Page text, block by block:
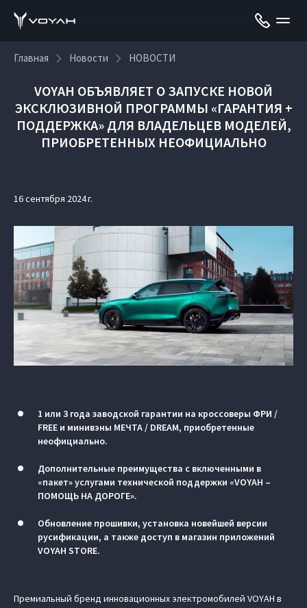
Главная Новости НОВОСТИ
VOYAH ОБЪЯВЛЯЕТ О ЗАПУСКЕ НОВОЙ
ЭКСКЛЮЗИВНОЙ ПРОГРАММЫ «ГАРАНТИЯ +
ПОДДЕРЖКА» ДЛЯ ВЛАДЕЛЬЦЕВ МОДЕЛЕЙ,
ПРИОБРЕТЕННЫХ НЕОФИЦИАЛЬНО
16 сентября 2024 г.
1 или 3 года заводской гарантии на кроссоверы ФРИ /
FREE и минивэны МЕЧТА / DREAM, приобретенные
неофициально.
Дополнительные преимущества с включенными в
«пакет» услугами технической поддержки «VOYAH –
ПОМОЩЬ НА ДОРОГЕ».
Обновление прошивки, установка новейшей версии
русификации, а также доступ в магазин приложений
VOYAH STORE.
Премиальный бренд инновационных электромобилей VOYAH в